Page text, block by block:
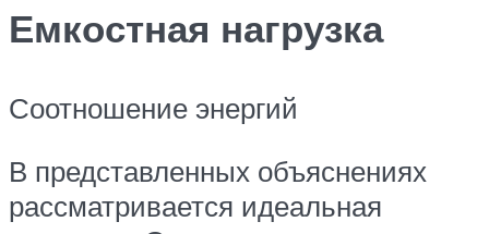
Емкостная нагрузка
Соотношение энергий
В представленных объяснениях
рассматривается идеальная